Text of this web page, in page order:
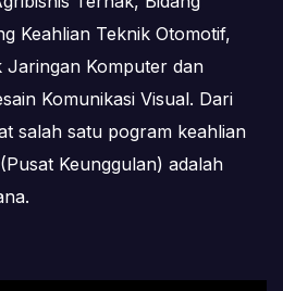
Keahlian Teknik Otomotif,
Jaringan Komputer dan
Komunikasi Visual. Dari
salah satu pogram keahlian
Keunggulan) adalah